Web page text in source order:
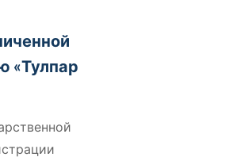
«Тулпар